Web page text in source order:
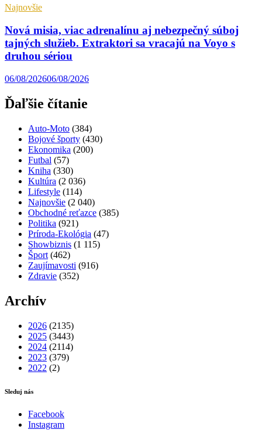
Najnovšie
Nová misia, viac adrenalínu aj nebezpečný súboj
tajných služieb. Extraktori sa vracajú na Voyo s
druhou sériou
06/08/202606/08/2026
Ďaľšie čítanie
Auto-Moto (384)
Bojové športy (430)
Ekonomika (200)
Futbal (57)
Kniha (330)
Kultúra (2 036)
Lifestyle (114)
Najnovšie (2 040)
Obchodné reťazce (385)
Politika (921)
Príroda-Ekológia (47)
Showbiznis (1 115)
Šport (462)
Zaujímavosti (916)
Zdravie (352)
Archív
2026 (2135)
2025 (3443)
2024 (2114)
2023 (379)
2022 (2)
Sleduj nás
Facebook
Instagram